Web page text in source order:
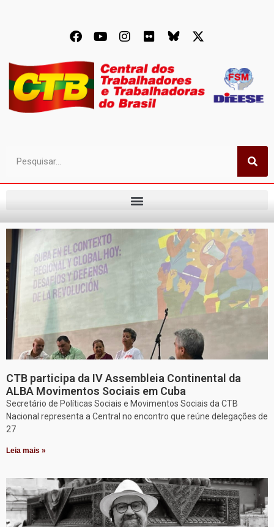
CTB participa da IV Assembleia Continental da
ALBA Movimentos Sociais em Cuba
Secretário de Políticas Sociais e Movimentos Sociais da CTB
Nacional representa a Central no encontro que reúne delegações de
27
Leia mais »